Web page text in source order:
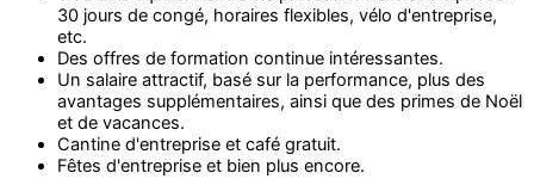
30 jours de congé, horaires flexibles, vélo d'entreprise,
etc.
Des offres de formation continue intéressantes.
Un salaire attractif, basé sur la performance, plus des
avantages supplémentaires, ainsi que des primes de Noël
et de vacances.
Cantine d'entreprise et café gratuit.
Fêtes d'entreprise et bien plus encore.